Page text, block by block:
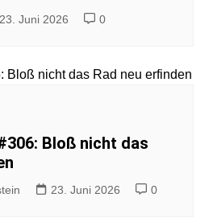
23. Juni 2026 0
Bloß nicht das
23. Juni 2026 0